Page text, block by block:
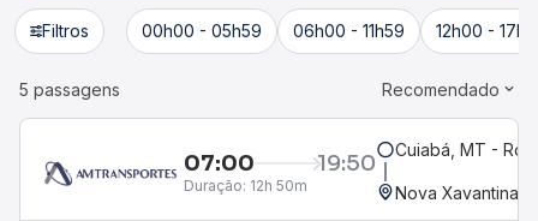
Filtros 00h00 - 05h59 06h00 - 11h59 12h00 -
5 passagens Recomendado
07:00 19:50
Duração: 12h 50m
Cuiabá, MT -
Nova Xavantina,